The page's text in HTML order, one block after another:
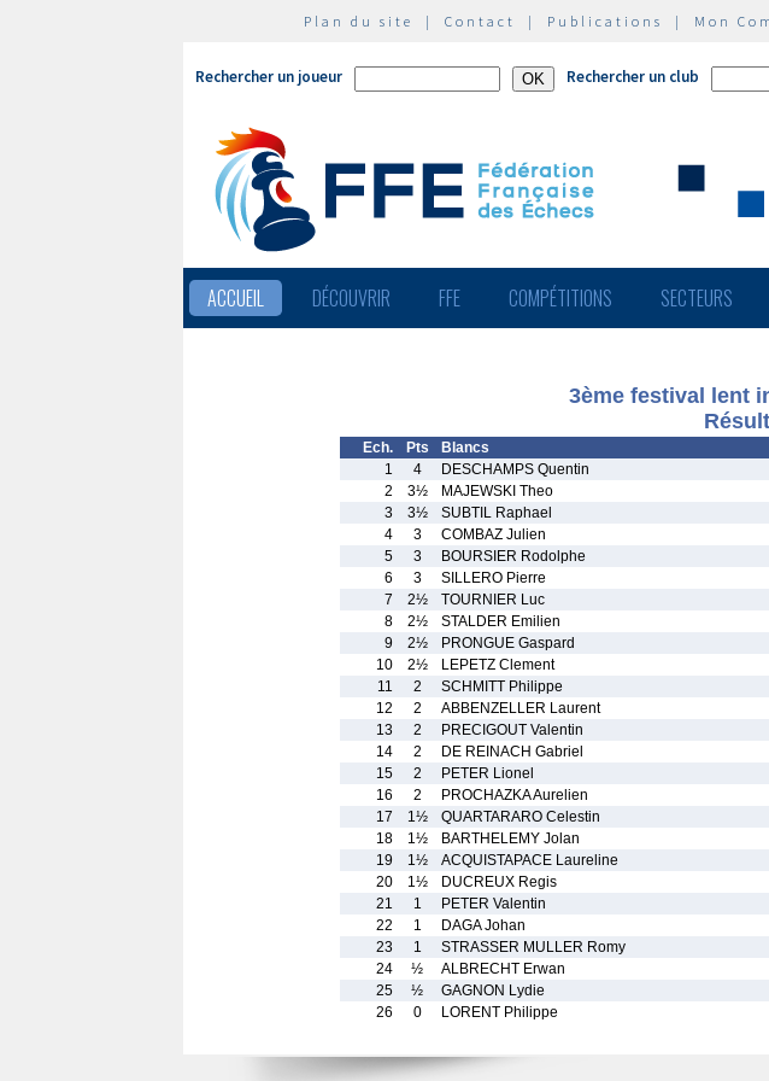
Plan du site | Contact | Publications | Mon
Rechercher un joueur Rechercher un club
ACCUEIL DÉCOUVRIR FFE COMPÉTITIONS SECTEURS
3ème festival lent
Ech. Pts Blancs
1
4 DESCHAMPS Quentin
2
3½ MAJEWSKI Theo
3
3½ SUBTIL Raphael
4
3 COMBAZ Julien
5
3 BOURSIER Rodolphe
6
3 SILLERO Pierre
7
2½ TOURNIER Luc
8
2½ STALDER Emilien
9
2½ PRONGUE Gaspard
10
2½ LEPETZ Clement
11
2 SCHMITT Philippe
12
2 ABBENZELLER Laurent
13
2 PRECIGOUT Valentin
14
2 DE REINACH Gabriel
15
2 PETER Lionel
16
2 PROCHAZKA Aurelien
17
1½ QUARTARARO Celestin
18
1½ BARTHELEMY Jolan
19
1½ ACQUISTAPACE Laureline
20
1½ DUCREUX Regis
21
1 PETER Valentin
22
1 DAGA Johan
23
1 STRASSER MULLER Romy
24
½ ALBRECHT Erwan
25
½ GAGNON Lydie
26
0 LORENT Philippe